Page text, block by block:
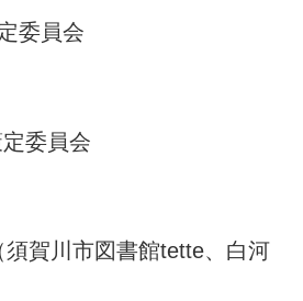
委員会
委員会
賀川市図書館tette、白河